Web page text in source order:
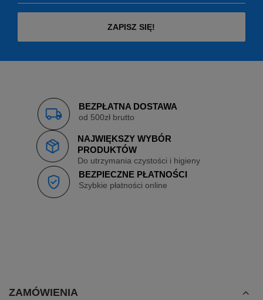
ZAPISZ SIĘ!
BEZPŁATNA DOSTAWA
od 500zł brutto
NAJWIĘKSZY WYBÓR
PRODUKTÓW
Do utrzymania czystości i higieny
BEZPIECZNE PŁATNOŚCI
Szybkie płatności online
ZAMÓWIENIA